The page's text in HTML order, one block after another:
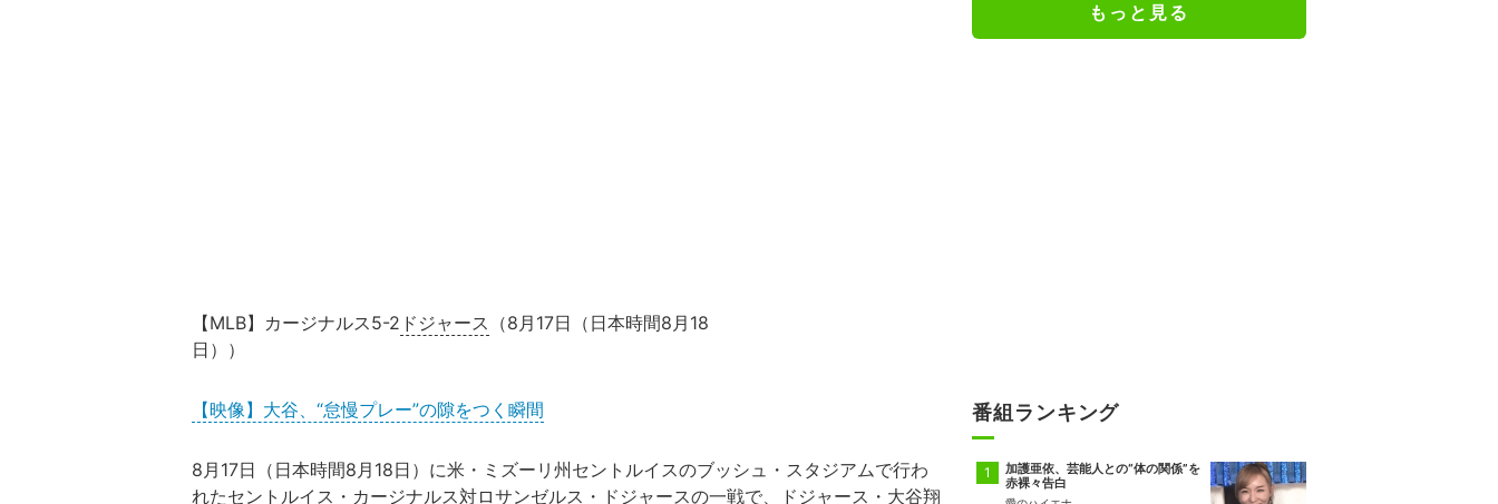
【MLB】カージナルス5-2 ドジャース （8月17日（日本時間8月18
日））
【映像】大谷、“怠慢プレー”の隙をつく瞬間
8月17日（日本時間8月18日）に米・ミズーリ州セントルイスのブッシュ・スタジアムで行わ
れたセントルイス・カージナルス対ロサンゼルス・ドジャースの一戦で、ドジャース・ 大谷翔
もっと見る
番組ランキング
加護亜依、芸能人との“体の関係”を
赤裸々告白